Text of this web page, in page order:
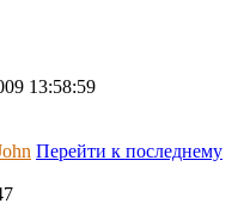
13:58:59
Перейти к последнему